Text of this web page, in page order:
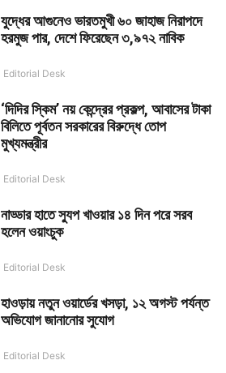
যুদ্ধের আগুনেও ভারতমুখী ৬০ জাহাজ নিরাপদে
হরমুজ পার, দেশে ফিরেছেন ৩,৯৭২ নাবিক
Editorial Desk
‘দিদির স্কিম’ নয় কেন্দ্রের প্রকল্প, আবাসের টাকা
বিলিতে পূর্বতন সরকারের বিরুদ্ধে তোপ
মুখ্যমন্ত্রীর
Editorial Desk
নাড্ডার হাতে স্যুপ খাওয়ার ১৪ দিন পরে সরব
হলেন ওয়াংচুক
Editorial Desk
হাওড়ায় নতুন ওয়ার্ডের খসড়া, ১২ অগস্ট পর্যন্ত
অভিযোগ জানানোর সুযোগ
Editorial Desk